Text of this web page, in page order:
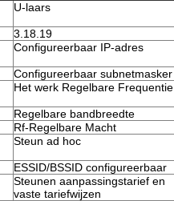
U-laars
3.18.19
Configureerbaar IP-adres
Configureerbaar subnetmasker
Het werk Regelbare Frequentie
Regelbare bandbreedte
Rf-Regelbare Macht
Steun ad hoc
ESSID/BSSID configureerbaar
Steunen aanpassingstarief en
vaste tariefwijzen